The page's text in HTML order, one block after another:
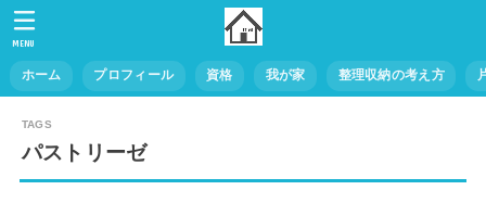
ホーム プロフィール 資格 我が家 整理収納の考え方
MENU
パストリーゼ